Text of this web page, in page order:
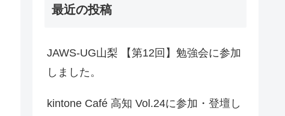
最近の投稿
JAWS-UG山梨 【第12回】勉強会に参加
しました。
kintone Café 高知 Vol.24に参加・登壇し